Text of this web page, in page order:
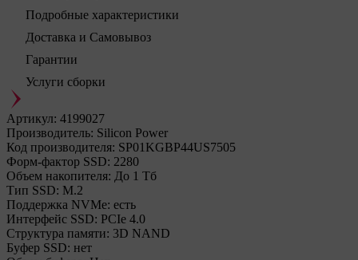
Подробные характеристики
Доставка и Самовывоз
Гарантии
Услуги сборки
Артикул: 4199027
Производитель: Silicon Power
Код производителя: SP01KGBP44US7505
Форм-фактор SSD: 2280
Объем накопителя: До 1 Тб
Тип SSD: М.2
Поддержка NVMe: есть
Интерфейс SSD: PCIe 4.0
Структура памяти: 3D NAND
Буфер SSD: нет